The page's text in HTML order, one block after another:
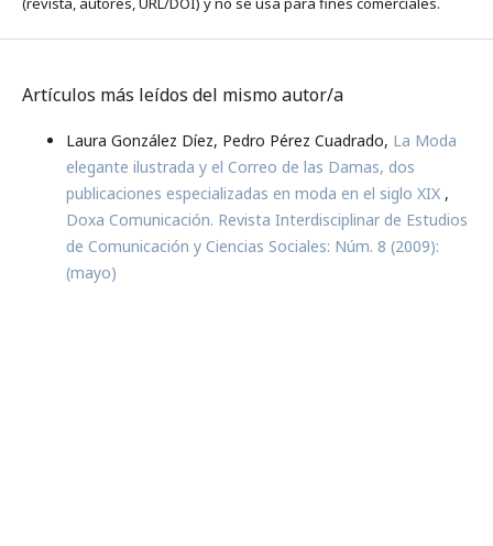
Artículos más leídos del mismo autor/a
Laura González Díez, Pedro Pérez Cuadrado, La Moda
elegante ilustrada y el Correo de las Damas, dos
publicaciones especializadas en moda en el siglo XIX ,
Doxa Comunicación. Revista Interdisciplinar de Estudios
de Comunicación y Ciencias Sociales: Núm. 8 (2009):
(mayo)